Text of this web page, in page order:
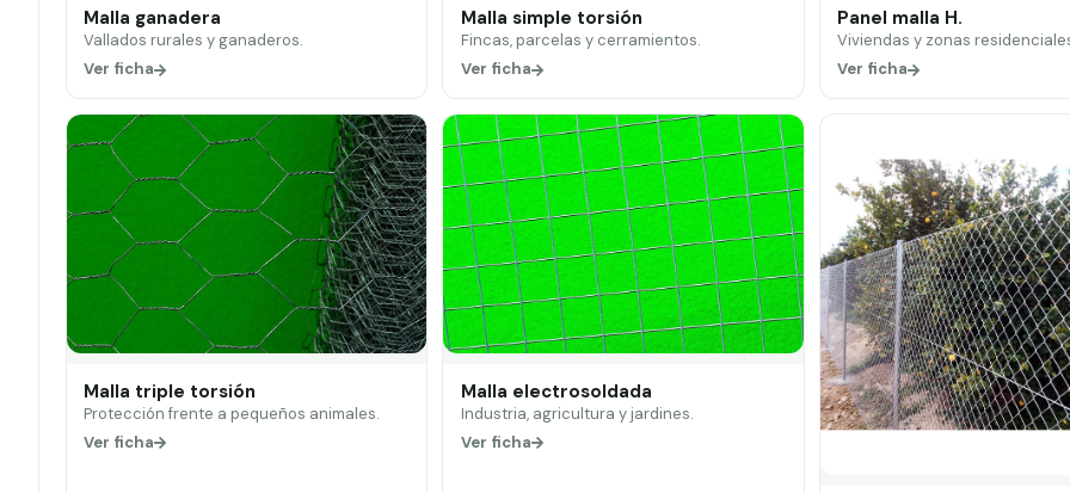
Malla ganadera
Vallados rurales y ganaderos.
Ver ficha
Malla simple torsión
Fincas, parcelas y cerramientos.
Ver ficha
Panel malla H.
Viviendas y zonas
Ver ficha
Malla triple torsión
Protección frente a pequeños animales.
Ver ficha
Malla electrosoldada
Industria, agricultura y jardines.
Ver ficha